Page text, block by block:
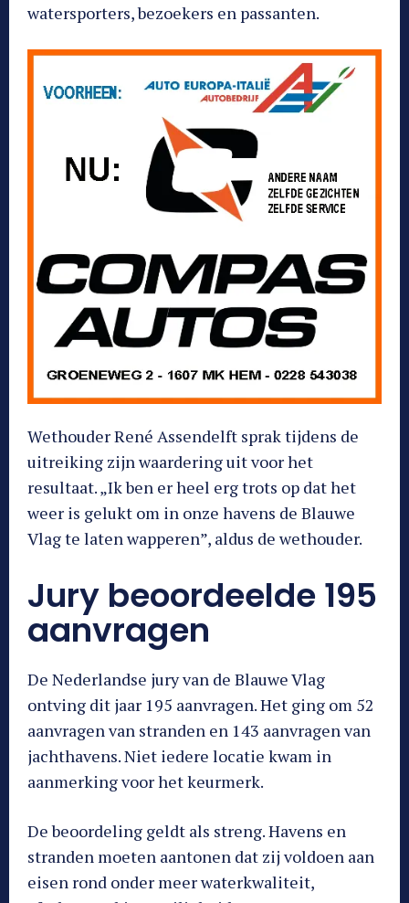
watersporters, bezoekers en passanten.
Wethouder René Assendelft sprak tijdens de
uitreiking zijn waardering uit voor het
resultaat. „Ik ben er heel erg trots op dat het
weer is gelukt om in onze havens de Blauwe
Vlag te laten wapperen”, aldus de wethouder.
Jury beoordeelde 195
aanvragen
De Nederlandse jury van de Blauwe Vlag
ontving dit jaar 195 aanvragen. Het ging om 52
aanvragen van stranden en 143 aanvragen van
jachthavens. Niet iedere locatie kwam in
aanmerking voor het keurmerk.
De beoordeling geldt als streng. Havens en
stranden moeten aantonen dat zij voldoen aan
eisen rond onder meer waterkwaliteit,